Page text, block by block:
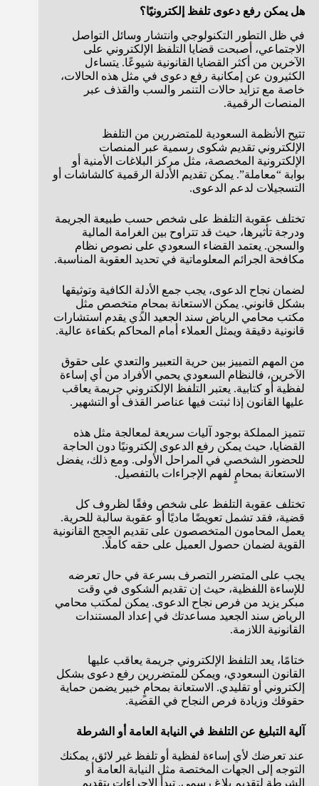
هل يمكن رفع دعوى تلفظ إلكترونيًا؟
في ظل التطور التكنولوجي وانتشار وسائل التواصل
الاجتماعي، أصبحت قضايا التلفظ الإلكتروني على
الآخرين من أكثر القضايا القانونية شيوعًا. يتساءل
الكثيرون عن إمكانية رفع دعوى في مثل هذه الحالات،
خاصة مع تزايد حالات التنمر والسب والقذف عبر
المنصات الرقمية.
تتيح الأنظمة السعودية للمتضررين من التلفظ
الإلكتروني تقديم شكوى رسمية عبر المنصات
الإلكترونية المخصصة، مثل مركز البلاغات الأمنية أو
بوابة “معاملة”. يمكن تقديم الأدلة الرقمية كالشاشات أو
التسجيلات لدعم الدعوى.
تختلف عقوبة التلفظ على شخص حسب طبيعة الجريمة
ودرجة تأثيرها، حيث قد تتراوح بين الغرامة المالية
والسجن. يعتمد القضاء السعودي على نصوص نظام
مكافحة الجرائم المعلوماتية في تحديد العقوبة المناسبة.
لضمان نجاح الدعوى، يجب جمع الأدلة الكافية وتوثيقها
بشكل قانوني. يمكن الاستعانة بمحامٍ متخصص مثل
مكتب محامي الرياض سند الجعيد الذي يقدم استشارات
قانونية دقيقة ويمثل العملاء أمام المحاكم بكفاءة عالية.
من المهم التمييز بين حرية التعبير والتعدي على حقوق
الآخرين، فالنظام السعودي يحمي الأفراد من أي إساءة
لفظية أو كتابية. يعتبر التلفظ الإلكتروني جريمة يعاقب
عليها القانون إذا ثبتت فيها عناصر القذف أو التشهير.
تتميز المملكة بوجود آليات سريعة لمعالجة مثل هذه
القضايا، حيث يمكن رفع الدعوى إلكترونيًا دون الحاجة
للحضور الشخصي في المراحل الأولى. ومع ذلك، يفضل
الاستعانة بمحامٍ لفهم الإجراءات بالتفصيل.
تختلف عقوبة التلفظ على شخص وفقًا لظروف كل
قضية، فقد تشمل تعويضًا ماديًا أو عقوبة سالبة للحرية.
يعمل المحامون المتخصصون على تقديم الحجج القانونية
القوية لضمان حصول العميل على حقه كاملًا.
يجب على المتضرر التصرف بسرعة في حال تعرضه
للإساءة اللفظية، حيث إن تقديم الشكوى في وقت
مبكر يزيد من فرص نجاح الدعوى. يمكن لمكتب محامي
الرياض سند الجعيد مساعدتك في إعداد المستندات
القانونية اللازمة.
ختامًا، يعد التلفظ الإلكتروني جريمة يعاقب عليها
القانون السعودي، ويمكن للمتضررين رفع دعوى بشكل
إلكتروني أو تقليدي. الاستعانة بمحامٍ خبير يضمن حماية
حقوقك وزيادة فرص النجاح في القضية.
آلية التبليغ عن التلفظ في النيابة العامة أو الشرطة
عند تعرضك لأي إساءة لفظية أو تلفظ غير لائق، يمكنك
التوجه إلى الجهات المختصة مثل النيابة العامة أو
الشرطة لتقديم بلاغ رسمي. تبدأ الإجراءات بتقديم